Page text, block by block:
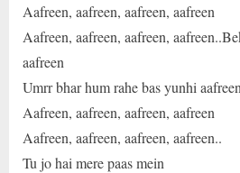
Aafreen, aafreen, aafreen, aafreen
Aafreen, aafreen, aafreen,
aafreen
Umrr bhar hum rahe bas yunhi aafreen
Aafreen, aafreen, aafreen, aafreen
Aafreen, aafreen, aafreen, aafreen..
Tu jo hai mere paas mein